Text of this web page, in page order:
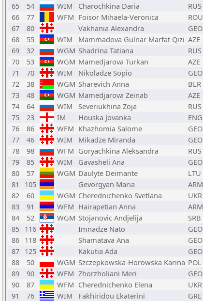
65
54 WIM Charochkina Daria RUS
66
77 WFM Foisor Mihaela-Veronica ROU
67
80 Vakhania Alexandra GEO
68
55 WIM Mammadova Gulnar Marfat Qizi AZE
69
32 WGM Shadrina Tatiana RUS
70
53 WGM Mamedjarova Turkan AZE
71
70 WIM Nikoladze Sopio GEO
72
38 WGM Sharevich Anna BLR
73
48 WGM Mamedjarova Zeinab AZE
74
64 WIM Severiukhina Zoja RUS
75
23 IM Houska Jovanka ENG
76
86 WFM Khazhomia Salome GEO
77
46 WIM Mikadze Miranda GEO
78
98 WFM Goryachkina Aleksandra RUS
79
85 WIM Gavasheli Ana GEO
80
57 WGM Daulyte Deimante LTU
81
105 Gevorgyan Maria ARM
82
60 WGM Cherednichenko Svetlana UKR
83
91 WFM Hairapetian Anna ARM
84
52 WGM Stojanovic Andjelija SRB
85 116 Imnadze Nato GEO
86 118 Shamatava Ana GEO
87 125 Kakutia Ada GEO
88
50 WGM Szczepkowska-Horowska Karina POL
89
90 WFM Zhorzholiani Meri GEO
90
87 WFM Cherednichenko Elena UKR
91
76 WIM Fakhiridou Ekaterini GRE